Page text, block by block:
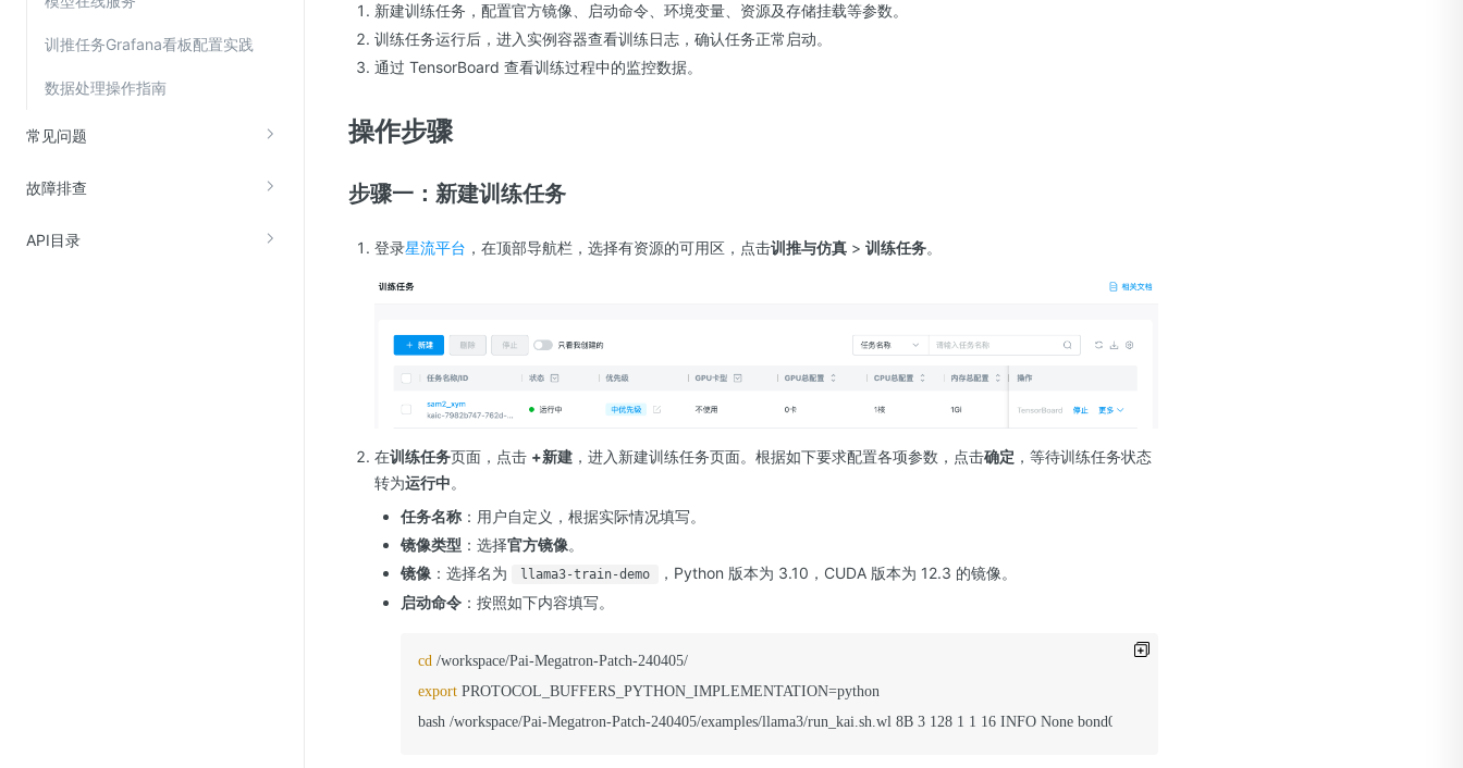
训推任务Grafana看板配置实践
数据处理操作指南
常见问题
故障排查
API目录
云安全中心
应急响应
合规性
资质认证
新建训练任务，配置官方镜像、启动命令、环境变量、资源及存储挂载等参数。
训练任务运行后，进入实例容器查看训练日志，确认任务正常启动。
通过 TensorBoard 查看训练过程中的监控数据。
操作步骤
步骤一：新建训练任务
登录星流平台 ，在顶部导航栏，选择有资源的可用区，点击训推与仿真 > 训练任务。
在训练任务页面，点击 +新建 ，进入新建训练任务页面。根据如下要求配置各项参数，点击确定 ，等待训练任务状态
转为运行中。
任务名称 ：用户自定义，根据实际情况填写。
镜像类型 ：选择官方镜像。
镜像 ：选择名为 llama3-train-demo
，Python 版本为 3.10，CUDA 版本为 12.3 的镜像。
启动命令 ：按照如下内容填写。
cd
export PROTOCOL_BUFFERS_PYTHON_IMPLEMENTATION=python
bash /workspace/Pai-Megatron-Patch-240405/examples/llama3/run_kai.sh.wl 8B 3 128 1 1 16 INFO None bond0 4 2>&1 |